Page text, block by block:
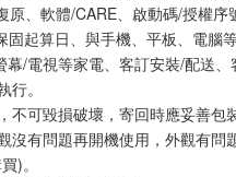
、軟體/CARE、啟動碼/授權
起算日、與手機、平板、電
/電視等家電、客訂安裝/配送
。
可毀損破壞，寄回時應妥善包
有問題再開機使用，外觀有
)。